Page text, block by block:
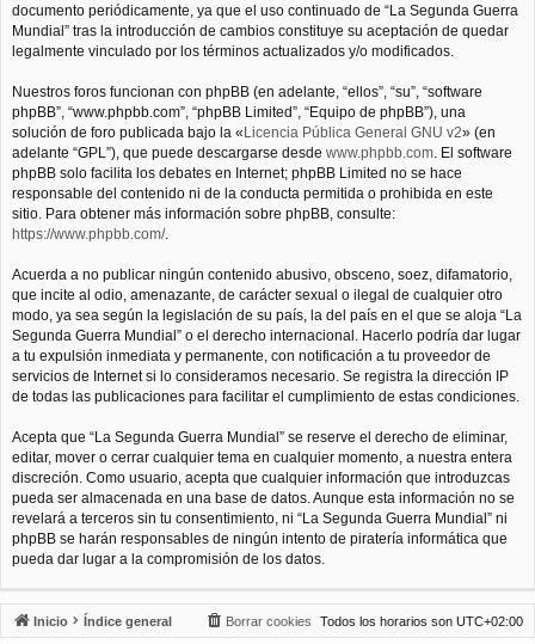
documento periódicamente, ya que el uso continuado de “La Segunda Guerra
Mundial” tras la introducción de cambios constituye su aceptación de quedar
legalmente vinculado por los términos actualizados y/o modificados.
Nuestros foros funcionan con phpBB (en adelante, “ellos”, “su”, “software
phpBB”, “www.phpbb.com”, “phpBB Limited”, “Equipo de phpBB”), una
solución de foro publicada bajo la «Licencia Pública General GNU v2» (en
adelante “GPL”), que puede descargarse desde www.phpbb.com. El software
phpBB solo facilita los debates en Internet; phpBB Limited no se hace
responsable del contenido ni de la conducta permitida o prohibida en este
sitio. Para obtener más información sobre phpBB, consulte:
https://www.phpbb.com/.
Acuerda a no publicar ningún contenido abusivo, obsceno, soez, difamatorio,
que incite al odio, amenazante, de carácter sexual o ilegal de cualquier otro
modo, ya sea según la legislación de su país, la del país en el que se aloja “La
Segunda Guerra Mundial” o el derecho internacional. Hacerlo podría dar lugar
a tu expulsión inmediata y permanente, con notificación a tu proveedor de
servicios de Internet si lo consideramos necesario. Se registra la dirección IP
de todas las publicaciones para facilitar el cumplimiento de estas condiciones.
Acepta que “La Segunda Guerra Mundial” se reserve el derecho de eliminar,
editar, mover o cerrar cualquier tema en cualquier momento, a nuestra entera
discreción. Como usuario, acepta que cualquier información que introduzcas
pueda ser almacenada en una base de datos. Aunque esta información no se
revelará a terceros sin tu consentimiento, ni “La Segunda Guerra Mundial” ni
phpBB se harán responsables de ningún intento de piratería informática que
pueda dar lugar a la compromisión de los datos.
Inicio Índice general Todos los horarios son UTC+02:00
Borrar cookies